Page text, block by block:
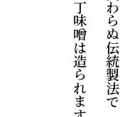
変わらぬ伝統製法で
八丁味噌は造られます。